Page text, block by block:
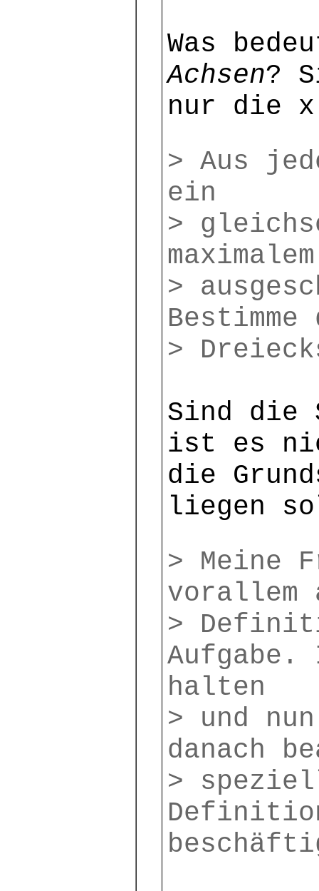
Was
Achsen?
nur die
> Aus
ein
>
>
Bestimme
>
Sind die
ist es
die
liegen
> Meine
vorallem
>
Aufgabe.
halten
> und
danach
>